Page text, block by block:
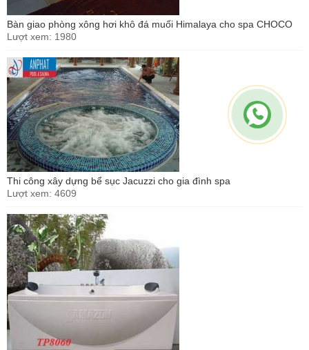
Bàn giao phòng xông hơi khô đá muối Himalaya cho spa CHOCO
Lượt xem: 1980
Thi công xây dựng bể sục Jacuzzi cho gia đình spa
Lượt xem: 4609